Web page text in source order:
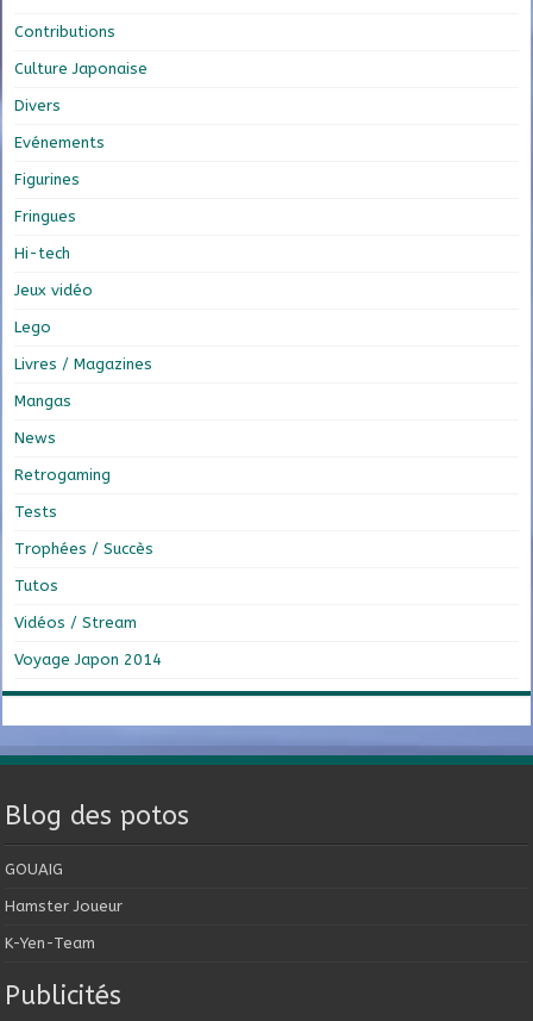
Contributions
Culture Japonaise
Divers
Evénements
Figurines
Fringues
Hi-tech
Jeux vidéo
Lego
Livres / Magazines
Mangas
News
Retrogaming
Tests
Trophées / Succès
Tutos
Vidéos / Stream
Voyage Japon 2014
Blog des potos
GOUAIG
Hamster Joueur
K-Yen-Team
Publicités